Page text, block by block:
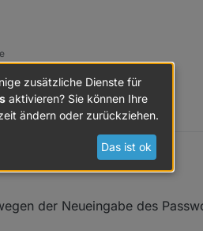
an der Stelle ist nichts geändert.
kommen, schicken.
der Neueingabe des
zusätzliche Dienste für
aktivieren? Sie können Ihre
ändern oder zurückziehen.
Das ist ok